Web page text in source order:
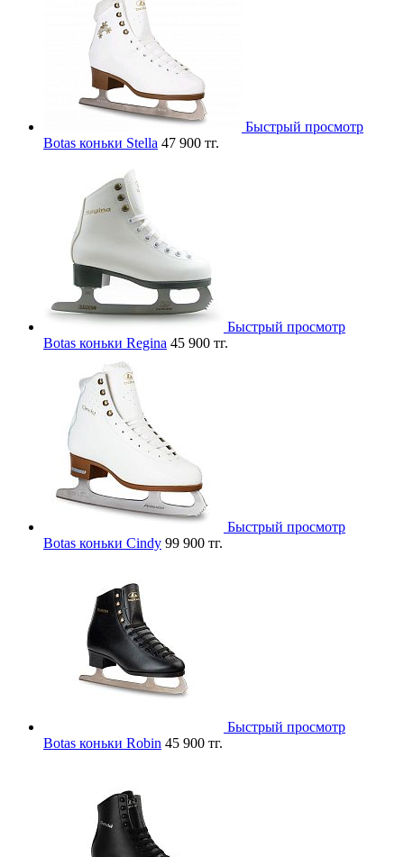
Быстрый просмотр
Botas коньки Stella 47 900 тг.
Быстрый просмотр
Botas коньки Regina 45 900 тг.
Быстрый просмотр
Botas коньки Cindy 99 900 тг.
Быстрый просмотр
Botas коньки Robin 45 900 тг.